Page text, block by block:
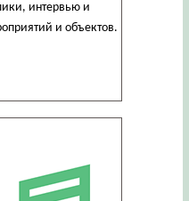
интервью и
и объектов.